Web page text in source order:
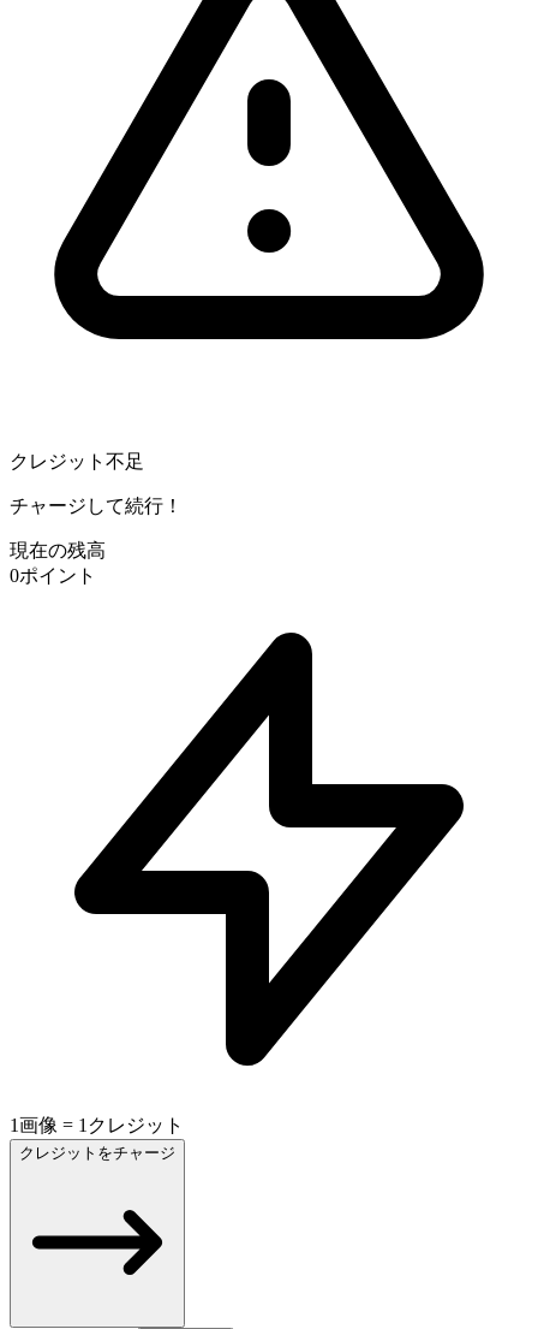
クレジット不足
チャージして続行！
現在の残高
0ポイント
1画像 = 1クレジット
クレジットをチャージ